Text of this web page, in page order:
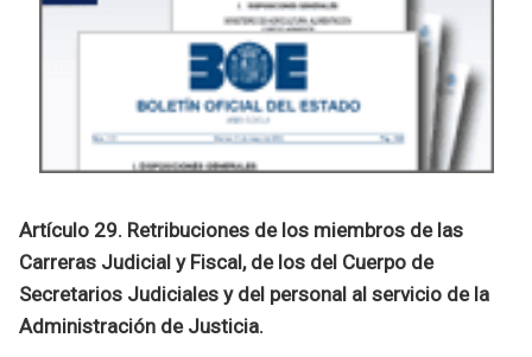
Artículo 29. Retribuciones de los miembros de las
Carreras Judicial y Fiscal, de los del Cuerpo de
Secretarios Judiciales y del personal al servicio de la
Administración de Justicia.